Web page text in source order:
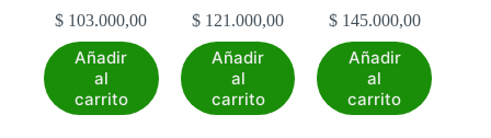
$ 103.000,00
Añadir
al
carrito
$ 121.000,00
Añadir
al
carrito
$145.000,00
Añadir
al
carrito